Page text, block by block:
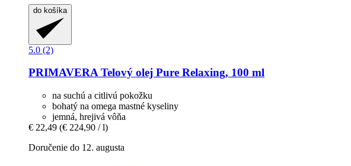
do košíka
5.0 (2)
PRIMAVERATelový olej Pure Relaxing, 100 ml
na suchú a citlivú pokožku
bohatý na omega mastné kyseliny
jemná, hrejivá vôňa
€ 22,49 (€ 224,90 / l)
Doručenie do 12. augusta